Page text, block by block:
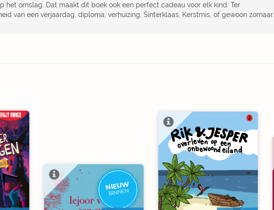
het omslag. Dat maakt dit boek ook een perfect cadeau voor elk kind. Ter
van een verjaardag, diploma, verhuizing, Sinterklaas, Kerstmis, of gewoon zomaar.
NIEUW
BINNEN